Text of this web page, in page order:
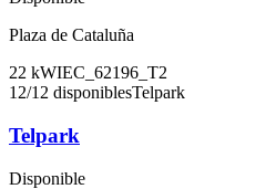
Plaza de Cataluña
22 kWIEC_62196_T2
12/12 disponiblesTelpark
Telpark
Disponible